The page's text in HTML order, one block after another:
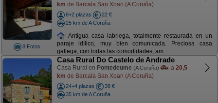
8 Fotos
km de Barcala San Xoan (A Coruña)
8+2 plazas
22 €
25 km de A Coruña
Antigua casa labriega, totalmente restaurada en un
paraje idílico, muy bien comunicada. Preciosa casa
gallega, con todas las comodidades, am ...
Casa Rural Do Castelo de Andrade
Casa Rural en Pontedeume (A Coruña) a 20,5
km de Barcala San Xoan (A Coruña)
24+4 plazas
38 €
35 km de A Coruña